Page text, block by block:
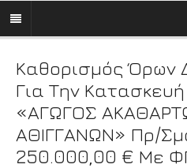
Καθορισμός Όρων
Για Την
«ΑΓΩΓΟΣ
ΑΘΙΓΓΑΝΩΝ» Πρ/
250.000,00 € Με